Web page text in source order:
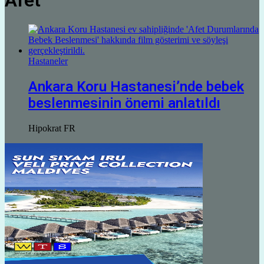
Hastaneler
Ankara Koru Hastanesi’nde bebek
beslenmesinin önemi anlatıldı
Hipokrat FR